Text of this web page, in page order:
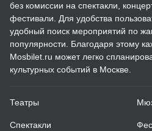
без комиссии на спектакли,
фестивали. Для удобства
удобный поиск мероприятий по
популярности. Благодаря этому
Mosbilet.ru может легко
культурных событий в Москве.
Театры
Спектакли